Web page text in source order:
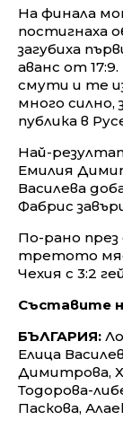
На финала
постигнаха
загубиха
аванс от
смути и те
много силно,
публика в
Най-
Емилия
Василева
Фабрис
По-рано през
третото
Чехия с 3:2
Съставите
БЪЛГАРИЯ:
Елица
Димитрова,
Тодорова-
Паскова,